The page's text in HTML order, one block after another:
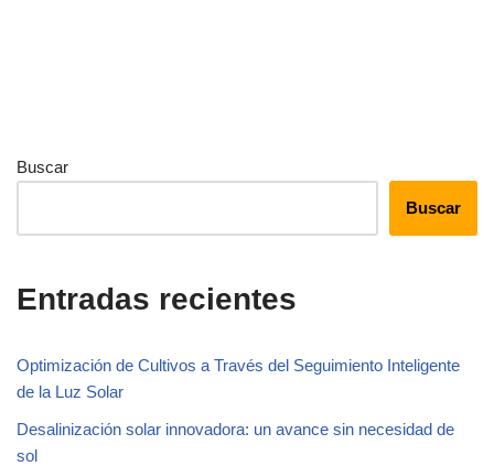
Buscar
Buscar
Entradas recientes
Optimización de Cultivos a Través del Seguimiento Inteligente
de la Luz Solar
Desalinización solar innovadora: un avance sin necesidad de
sol